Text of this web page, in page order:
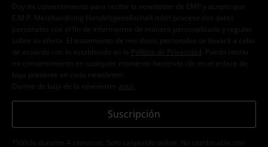
Doy mi consentimiento para recibir la newsletter de EMP y acepto que
E.M.P. Merchandising Handelsgesellschaft mbH procese mis datos
personales con el fin de informarme de manera personalizada y regular
sobre su oferta. El tratamiento de mis datos personales se llevará a cabo
de acuerdo con lo establecido en la
Política de Privacidad . Puedo retirar
mi consentimiento en cualquier momento haciendo clic en el enlace de
baja presente en cada newsletter.
Darme de baja de la newsletter
aquí
Suscripción
*Válido durante 4 semanas. Solo canjeable online. No combinable con